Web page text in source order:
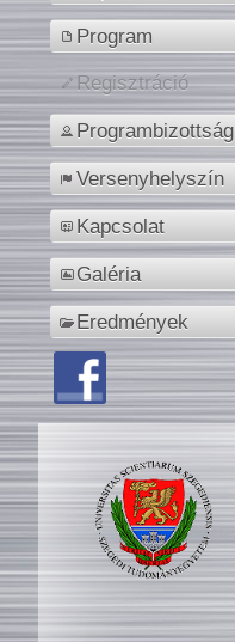
Program
Regisztráció
Programbizottság
Versenyhelyszín
Kapcsolat
Galéria
Eredmények